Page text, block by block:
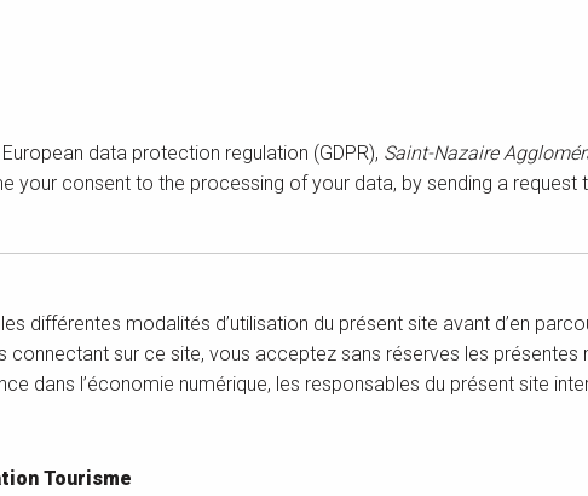
data protection regulation (GDPR), Saint-Nazaire
your consent to the processing of your data, by sending a request
différentes modalités d’utilisation du présent site avant d’en
connectant sur ce site, vous acceptez sans réserves les
dans l’économie numérique, les responsables du présent site
Tourisme